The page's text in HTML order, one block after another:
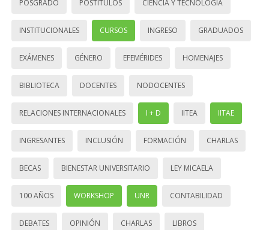
POSGRADO POSTÍTULOS CIENCIA Y TECNOLOGÍA
INSTITUCIONALES CURSOS INGRESO GRADUADOS
EXÁMENES GÉNERO EFEMÉRIDES HOMENAJES
BIBLIOTECA DOCENTES NODOCENTES
RELACIONES INTERNACIONALES I + D IITEA IITAE
INGRESANTES INCLUSIÓN FORMACIÓN CHARLAS
BECAS BIENESTAR UNIVERSITARIO LEY MICAELA
100 AÑOS WORKSHOP UNR CONTABILIDAD
DEBATES OPINIÓN CHARLAS LIBROS